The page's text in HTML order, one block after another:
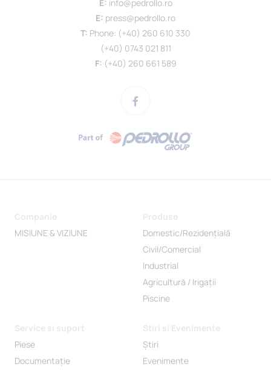
E: info@pedrollo.ro
E: press@pedrollo.ro
T: Phone: (+40) 260 610 330
(+40) 0743 021 811
F: (+40) 260 661 589
MISIUNE & VIZIUNE
Domestic/Rezidențială
Civil/Comercial
Industrial
Agricultură / Irigații
Piscine
Piese
Documentație
Știri
Evenimente